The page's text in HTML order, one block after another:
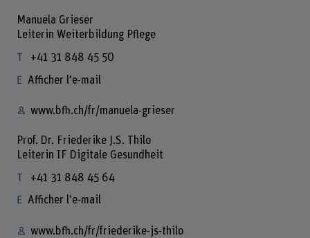
Manuela Grieser
Leiterin Weiterbildung Pflege
+41 31 848 45 50
Afficher l'e-mail
www.bfh.ch/fr/manuela-grieser
Prof. Dr. Friederike J.S. Thilo
Leiterin IF Digitale Gesundheit
+41 31 848 45 64
Afficher l'e-mail
www.bfh.ch/fr/friederike-js-thilo